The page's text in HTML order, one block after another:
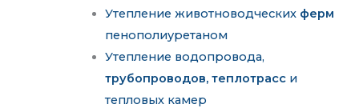
Утепление животноводческих ферм
пенополиуретаном
Утепление водопровода,
трубопроводов, теплотрасс и
тепловых камер